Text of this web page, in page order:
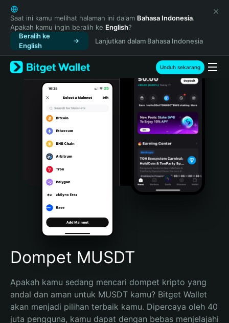
English
日本語
Tiếng Việt
Русский
Español (Latinoamérica)
Türkçe
Italiano
Português (Portugal)
Bahasa Indonesia
Português (Brasil)
Español (Argentina)
Saat ini kamu melihat halaman ini dalam Bahasa Indonesia.
Apakah kamu ingin beralih ke English?
Beralih ke
English
Lanjutkan dalam Bahasa Indonesia
Unduh sekarang
Dompet MUSDT
Apakah kamu sedang mencari dompet kripto yang
andal dan aman untuk MUSDT kamu? Bitget Wallet
akan menjadi pilihan terbaik kamu. Dipercaya oleh 40
juta pengguna, kamu dapat dengan bebas menjelajahi